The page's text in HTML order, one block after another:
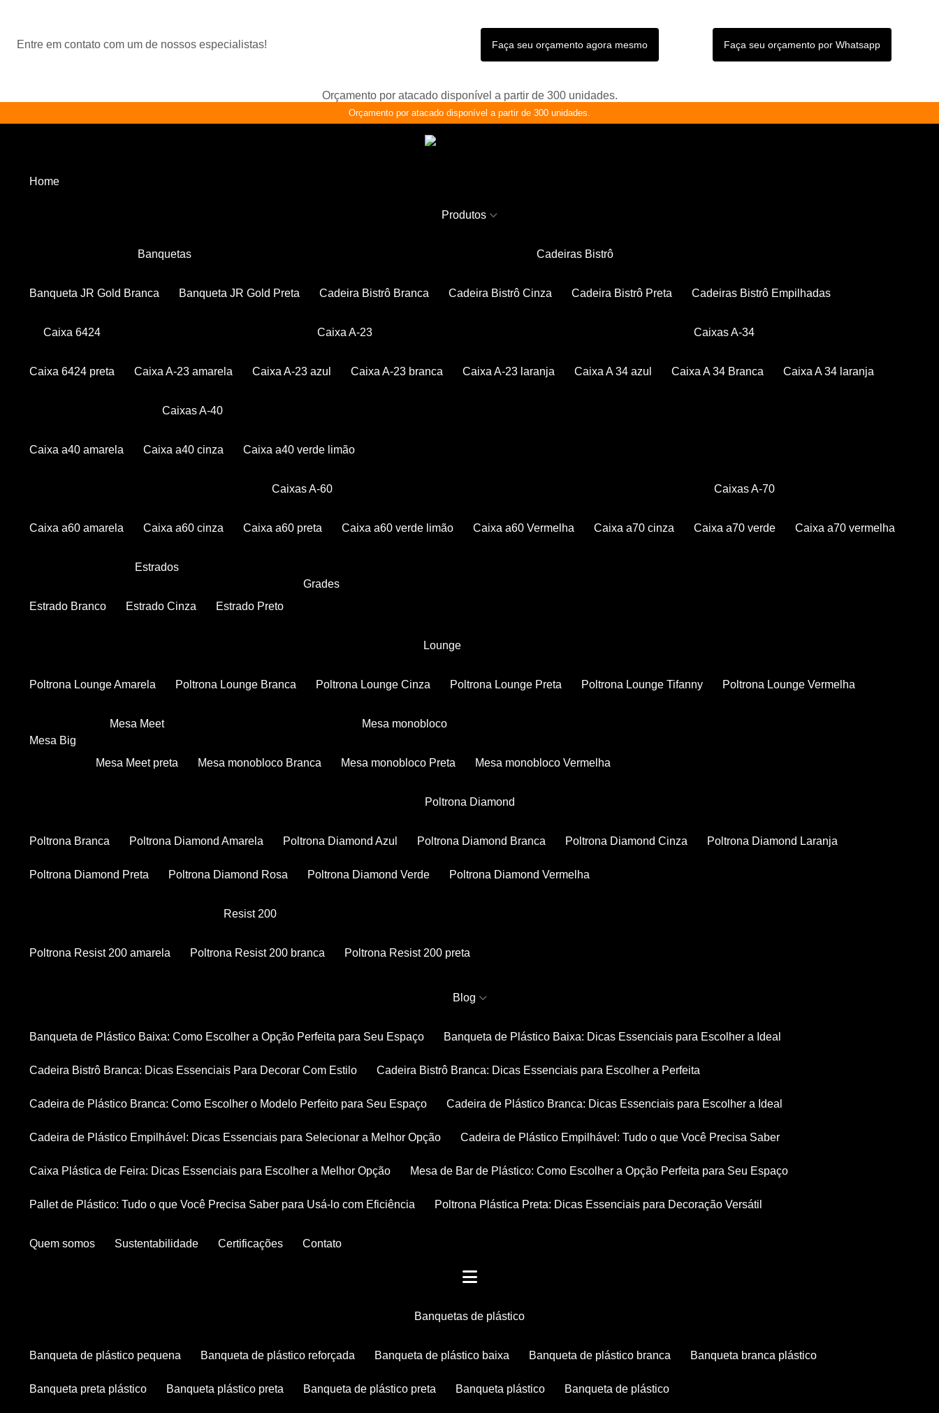
Entre em contato com um de nossos especialistas! Faça seu orçamento agora mesmo Faça seu orçamento por Whatsapp
Orçamento por atacado disponível a partir de 300 unidades.
Orçamento por atacado disponível a partir de 300 unidades.
Home
Produtos
Banquetas
Banqueta JR Gold Branca Banqueta JR Gold Preta
Cadeiras Bistrô
Cadeira Bistrô Branca Cadeira Bistrô Cinza Cadeira Bistrô Preta Cadeiras Bistrô Empilhadas
Caixa 6424
Caixa 6424 preta
Caixa A-23
Caixa A-23 amarela Caixa A-23 azul Caixa A-23 branca Caixa A-23 laranja
Caixas A-34
Caixa A 34 azul Caixa A 34 Branca Caixa A 34 laranja
Caixas A-40
Caixa a40 amarela Caixa a40 cinza Caixa a40 verde limão
Caixas A-60
Caixa a60 amarela Caixa a60 cinza Caixa a60 preta Caixa a60 verde limão Caixa a60 Vermelha
Caixas A-70
Caixa a70 cinza Caixa a70 verde Caixa a70 vermelha
Estrados
Estrado Branco Estrado Cinza Estrado Preto
Grades
Lounge
Poltrona Lounge Amarela Poltrona Lounge Branca Poltrona Lounge Cinza Poltrona Lounge Preta Poltrona Lounge Tifanny Poltrona Lounge Vermelha
Mesa Big
Mesa Meet
Mesa Meet preta
Mesa monobloco
Mesa monobloco Branca Mesa monobloco Preta Mesa monobloco Vermelha
Poltrona Diamond
Poltrona Branca Poltrona Diamond Amarela Poltrona Diamond Azul Poltrona Diamond Branca Poltrona Diamond Cinza Poltrona Diamond Laranja
Poltrona Diamond Preta Poltrona Diamond Rosa Poltrona Diamond Verde Poltrona Diamond Vermelha
Resist 200
Poltrona Resist 200 amarela Poltrona Resist 200 branca Poltrona Resist 200 preta
Blog
Banqueta de Plástico Baixa: Como Escolher a Opção Perfeita para Seu Espaço Banqueta de Plástico Baixa: Dicas Essenciais para Escolher a Ideal
Cadeira Bistrô Branca: Dicas Essenciais Para Decorar Com Estilo Cadeira Bistrô Branca: Dicas Essenciais para Escolher a Perfeita
Cadeira de Plástico Branca: Como Escolher o Modelo Perfeito para Seu Espaço Cadeira de Plástico Branca: Dicas Essenciais para Escolher a Ideal
Cadeira de Plástico Empilhável: Dicas Essenciais para Selecionar a Melhor Opção Cadeira de Plástico Empilhável: Tudo o que Você Precisa Saber
Caixa Plástica de Feira: Dicas Essenciais para Escolher a Melhor Opção Mesa de Bar de Plástico: Como Escolher a Opção Perfeita para Seu Espaço
Pallet de Plástico: Tudo o que Você Precisa Saber para Usá-lo com Eficiência Poltrona Plástica Preta: Dicas Essenciais para Decoração Versátil
Quem somos Sustentabilidade Certificações Contato
banquetas de plástico
banqueta de plástico pequena banqueta de plástico reforçada banqueta de plástico baixa banqueta de plástico branca banqueta branca plástico
banqueta preta plástico banqueta plástico preta banqueta de plástico preta banqueta plástico banqueta de plástico